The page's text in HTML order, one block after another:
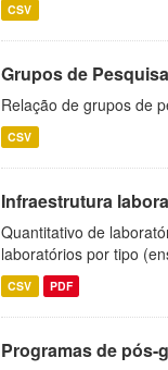
CSV
Grupos de Pesquisa
Relação de grupos de
CSV
Infraestrutura
Quantitativo de
laboratórios por tipo
CSV PDF
Programas de pós-